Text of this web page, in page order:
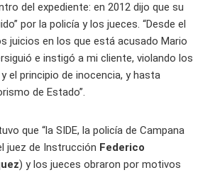
del expediente: en 2012 dijo que su
por la policía y los jueces. “Desde el
juicios en los que está acusado Mario
e instigó a mi cliente, violando los
el principio de inocencia, y hasta
de Estado”.
que “la SIDE, la policía de Campana
juez de Instrucción Federico
) y los jueces obraron por motivos